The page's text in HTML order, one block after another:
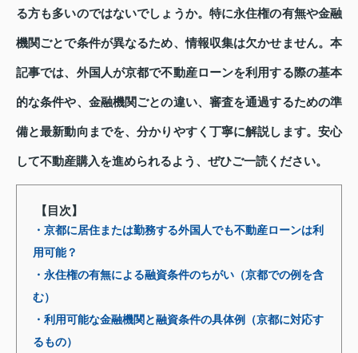
る方も多いのではないでしょうか。特に永住権の有無や金融
機関ごとで条件が異なるため、情報収集は欠かせません。本
記事では、外国人が京都で不動産ローンを利用する際の基本
的な条件や、金融機関ごとの違い、審査を通過するための準
備と最新動向までを、分かりやすく丁寧に解説します。安心
して不動産購入を進められるよう、ぜひご一読ください。
【目次】
・京都に居住または勤務する外国人でも不動産ローンは利
用可能？
・永住権の有無による融資条件のちがい（京都での例を含
む）
・利用可能な金融機関と融資条件の具体例（京都に対応す
るもの）